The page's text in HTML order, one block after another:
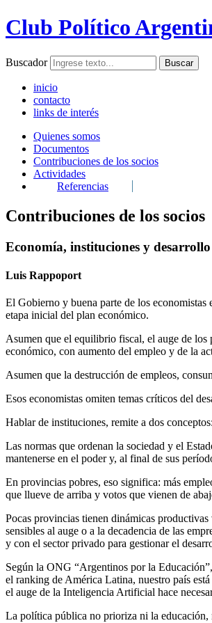
Club Político
Buscador
inicio
contacto
links de interés
Quienes somos
Documentos
Contribuciones de los socios
Actividades
Referencias
Contribuciones de los socios
Economía, instituciones y desarrollo
Luis Rappoport
El Gobierno y buena parte de los
etapa inicial del plan económico.
Asumen que el equilibrio fiscal, el auge de
económico, con aumento del empleo y de la
Asumen que la destrucción de empleos,
Esos economistas omiten temas críticos del
Hablar de instituciones, remite a dos
Las normas que ordenan la sociedad y el
mantenerse en el poder y, al final de sus
En provincias pobres, eso significa: más
que llueve de arriba y votos que vienen de
Pocas provincias tienen dinámicas
sensibles al auge o a la decadencia de las
y con el sector privado para gestionar el
Según la ONG “Argentinos por la
el ranking de América Latina, nuestro país
el auge de la Inteligencia Artificial hace
La política pública no prioriza ni la educación,